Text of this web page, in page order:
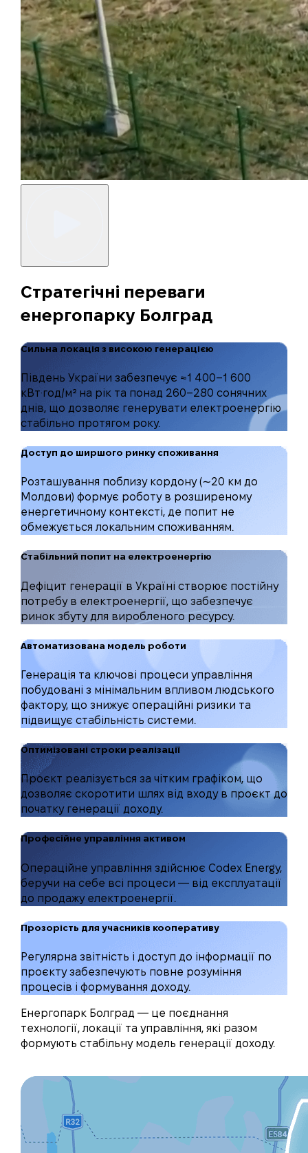
Стратегічні переваги
енергопарку Болград
Сильна локація з високою генерацією
Південь України забезпечує ≈1 400–1 600
кВт·год/м² на рік та понад 260–280 сонячних
днів, що дозволяє генерувати електроенергію
стабільно протягом року.
Доступ до ширшого ринку споживання
Розташування поблизу кордону (∼20 км до
Молдови) формує роботу в розширеному
енергетичному контексті, де попит не
обмежується локальним споживанням.
Стабільний попит на електроенергію
Дефіцит генерації в Україні створює постійну
потребу в електроенергії, що забезпечує
ринок збуту для виробленого ресурсу.
Автоматизована модель роботи
Генерація та ключові процеси управління
побудовані з мінімальним впливом людського
фактору, що знижує операційні ризики та
підвищує стабільність системи.
Оптимізовані строки реалізації
Проєкт реалізується за чітким графіком, що
дозволяє скоротити шлях від входу в проєкт до
початку генерації доходу.
Професійне управління активом
Операційне управління здійснює Codex Energy,
беручи на себе всі процеси — від експлуатації
до продажу електроенергії.
Прозорість для учасників кооперативу
Регулярна звітність і доступ до інформації по
проєкту забезпечують повне розуміння
процесів і формування доходу.
Енергопарк Болград — це поєднання
технології, локації та управління, які разом
формують стабільну модель генерації доходу.